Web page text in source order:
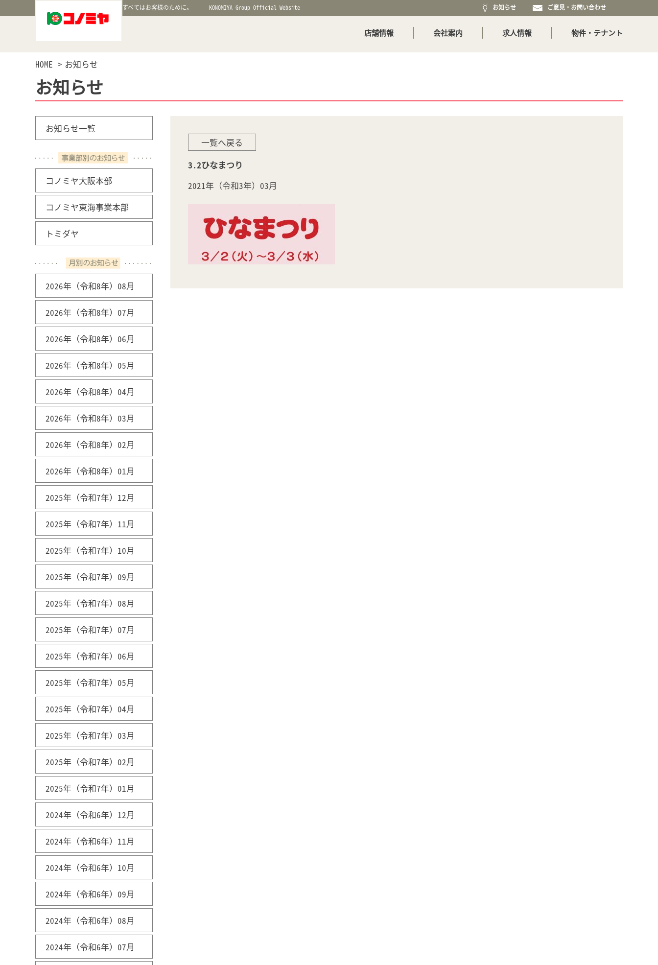
すべてはお客様のために。 KONOMIYA Group Official Website お知らせ ご意見・お問い合わせ
店舗情報 会社案内 求人情報 物件・テナント
HOME お知らせ
お知らせ
お知らせ一覧
コノミヤ大阪本部
コノミヤ東海事業本部
トミダヤ
2026年（令和8年）08月
2026年（令和8年）07月
2026年（令和8年）06月
2026年（令和8年）05月
2026年（令和8年）04月
2026年（令和8年）03月
2026年（令和8年）02月
2026年（令和8年）01月
2025年（令和7年）12月
2025年（令和7年）11月
2025年（令和7年）10月
2025年（令和7年）09月
2025年（令和7年）08月
2025年（令和7年）07月
2025年（令和7年）06月
2025年（令和7年）05月
2025年（令和7年）04月
2025年（令和7年）03月
2025年（令和7年）02月
2025年（令和7年）01月
2024年（令和6年）12月
2024年（令和6年）11月
2024年（令和6年）10月
2024年（令和6年）09月
2024年（令和6年）08月
2024年（令和6年）07月
一覧へ戻る
3.2ひなまつり
2021年（令和3年）03月